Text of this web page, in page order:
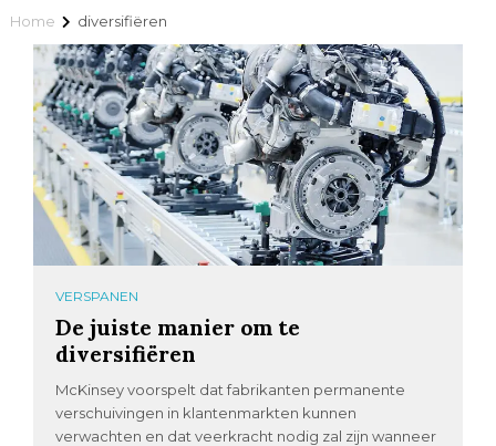
Home diversifiëren
VERSPANEN
De juiste manier om te
diversifiëren
McKinsey voorspelt dat fabrikanten permanente
verschuivingen in klantenmarkten kunnen
verwachten en dat veerkracht nodig zal zijn wanneer